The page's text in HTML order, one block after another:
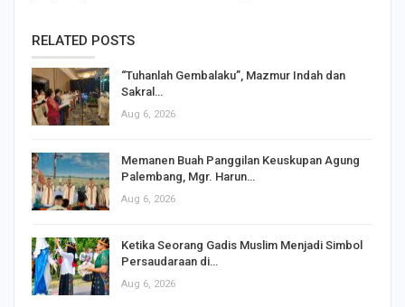
RELATED POSTS
“Tuhanlah Gembalaku”, Mazmur Indah dan
Sakral…
Aug 6, 2026
Memanen Buah Panggilan Keuskupan Agung
Palembang, Mgr. Harun…
Aug 6, 2026
Ketika Seorang Gadis Muslim Menjadi Simbol
Persaudaraan di…
Aug 6, 2026